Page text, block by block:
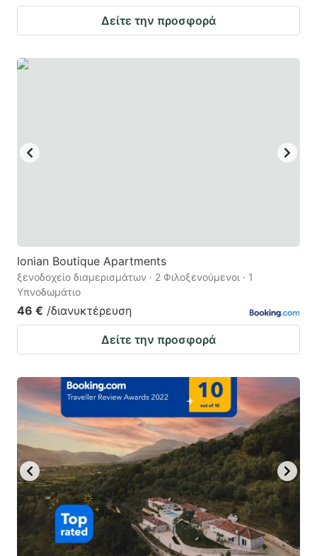
Δείτε την προσφορά
Ionian Boutique Apartments
ξενοδοχείο διαμερισμάτων · 2 Φιλοξενούμενοι · 1
Υπνοδωμάτιο
46 € /διανυκτέρευση
Δείτε την προσφορά